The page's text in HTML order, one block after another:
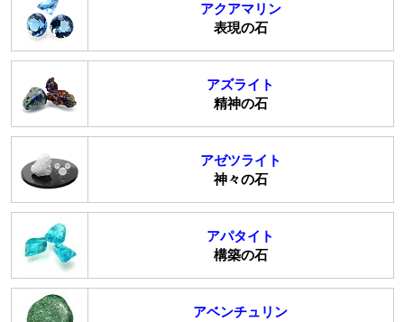
アクアマリン
表現の石
アズライト
精神の石
アゼツライト
神々の石
アパタイト
構築の石
アベンチュリン